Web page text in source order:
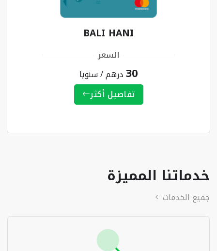
BALI HANI
السعر
30درهم / سنويا
تفاصيل أكثر
خدماتنا المميزة
جميع الخدمات